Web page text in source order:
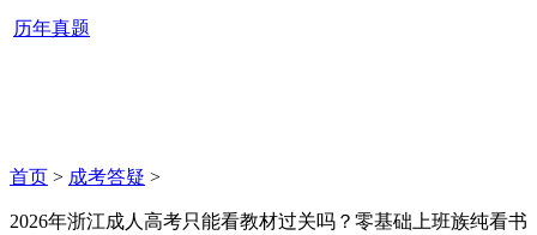
历年真题
首页 > 成考答疑 >
2026年浙江成人高考只能看教材过关吗？零基础上班族纯看书